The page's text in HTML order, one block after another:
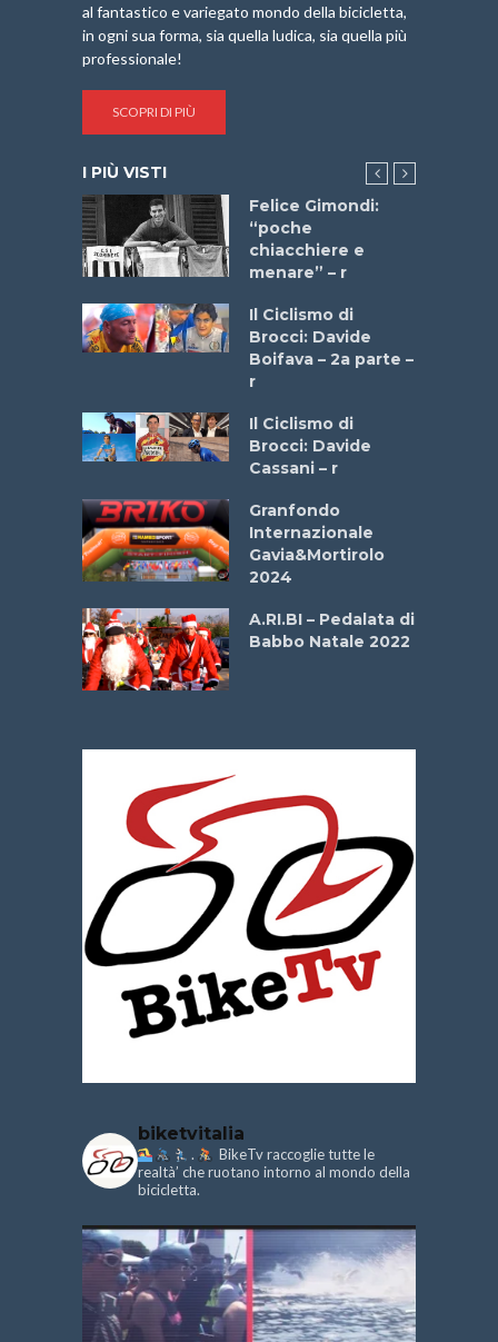
al fantastico e variegato mondo della bicicletta,
in ogni sua forma, sia quella ludica, sia quella più
professionale!
SCOPRI DI PIÙ
I PIÙ VISTI
Felice Gimondi:
“poche
chiacchiere e
menare” – r
Il Ciclismo di
Brocci: Davide
Boifava – 2a parte –
r
Il Ciclismo di
Brocci: Davide
Cassani – r
Granfondo
Internazionale
Gavia&Mortirolo
2024
A.RI.BI – Pedalata di
Babbo Natale 2022
biketvitalia
.
BikeTv raccoglie tutte le
realtà’ che ruotano intorno al mondo della
bicicletta.